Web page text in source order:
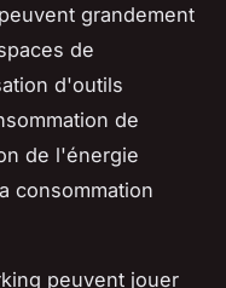
peuvent grandement
de
d'outils
de
de l'énergie
consommation
peuvent jouer